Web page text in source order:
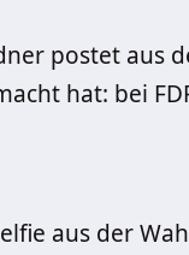
postet aus
hat: bei
aus der